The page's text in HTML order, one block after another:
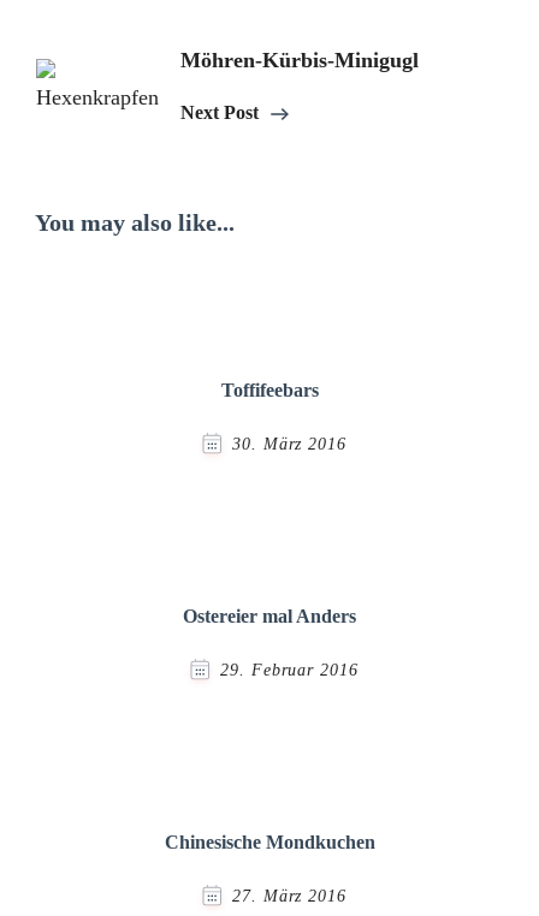
Möhren-Kürbis-Minigugl
Next Post
You may also like...
Toffifeebars
30. März 2016
Ostereier mal Anders
29. Februar 2016
Chinesische Mondkuchen
27. März 2016